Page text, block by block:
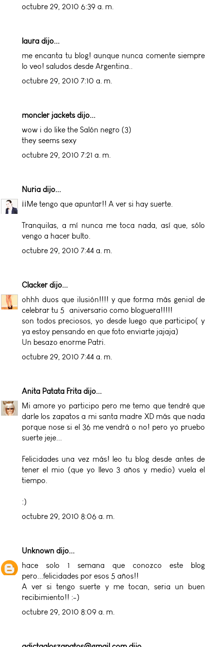
octubre 29, 2010 6:39 a. m.
laura dijo...
me encanta tu blog! aunque nunca comente siempre
lo veo! saludos desde Argentina..
octubre 29, 2010 7:10 a. m.
moncler jackets dijo...
wow i do like the Salón negro (3)
they seems sexy
octubre 29, 2010 7:21 a. m.
Nuria dijo...
¡¡Me tengo que apuntar!! A ver si hay suerte.
Tranquilas, a mí nunca me toca nada, así que, sólo
vengo a hacer bulto.
octubre 29, 2010 7:44 a. m.
Clackerdijo...
ohhh duos que ilusión!!!! y que forma más genial de
celebrar tu 5º aniversario como bloguera!!!!!
son todos preciosos, yo desde luego que participo( y
ya estoy pensando en que foto enviarte jajaja)
Un besazo enorme Patri.
octubre 29, 2010 7:44 a. m.
Anita Patata Frita dijo...
Mi amore yo participo pero me temo que tendré que
darle los zapatos a mi santa madre XD más que nada
porque nose si el 36 me vendrá o no! pero yo pruebo
suerte jeje...
Felicidades una vez más! leo tu blog desde antes de
tener el mio (que yo llevo 3 años y medio) vuela el
tiempo.
:)
octubre 29, 2010 8:06 a. m.
Unknown dijo...
hace solo 1 semana que conozco este blog
pero...felicidades por esos 5 años!!
A ver si tengo suerte y me tocan, seria un buen
recibimiento!! :-)
octubre 29, 2010 8:09 a. m.